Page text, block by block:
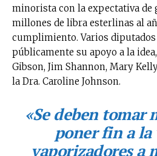
minorista con la expectativa de
millones de libra esterlinas al
cumplimiento. Varios diputados
públicamente su apoyo a la
Gibson, Jim Shannon, Mary
la Dra. Caroline Johnson.
«Se deben tomar
poner fin a la
vaporizadores a